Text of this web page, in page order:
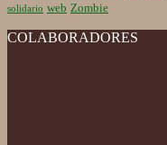
solidario web Zombie
COLABORADORES